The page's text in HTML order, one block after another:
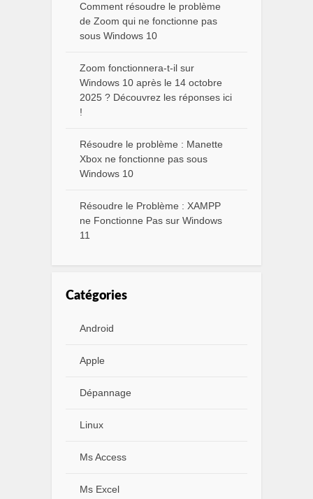
Comment résoudre le problème
de Zoom qui ne fonctionne pas
sous Windows 10
Zoom fonctionnera-t-il sur
Windows 10 après le 14 octobre
2025 ? Découvrez les réponses ici
!
Résoudre le problème : Manette
Xbox ne fonctionne pas sous
Windows 10
Résoudre le Problème : XAMPP
ne Fonctionne Pas sur Windows
11
Catégories
Android
Apple
Dépannage
Linux
Ms Access
Ms Excel